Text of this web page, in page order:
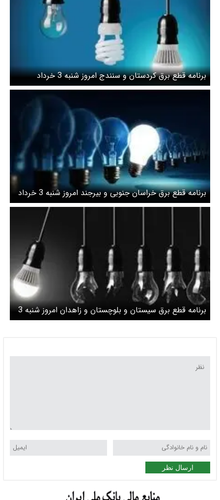
برنامه قطع برق کردستان و سنندج امروز شنبه 3 خرداد
برنامه قطع برق خراسان جنوبی و بیرجند امروز شنبه 3 خرداد
برنامه قطع برق سیستان و بلوچستان و زاهدان امروز شنبه 3
خرداد
ارسال نظر